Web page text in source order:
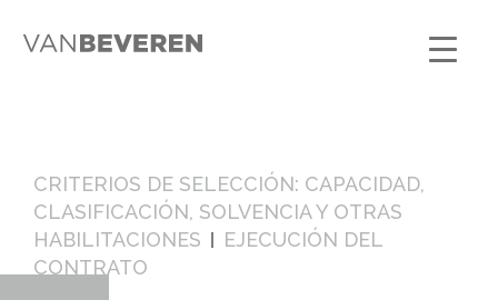
CRITERIOS DE SELECCIÓN: CAPACIDAD,
CLASIFICACIÓN, SOLVENCIA Y OTRAS
HABILITACIONES
EJECUCIÓN DEL
CONTRATO